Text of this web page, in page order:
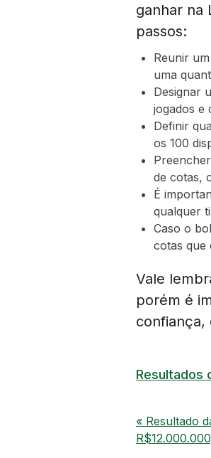
ganhar na
passos:
Reunir
uma
Designar
jogados e
Definir
os 100
de cotas,
É
qualquer
Caso o
cotas que
Vale
porém é
confiança,
Resultados
« Resultado